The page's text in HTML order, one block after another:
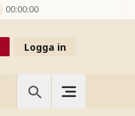
00:00:00
Logga in